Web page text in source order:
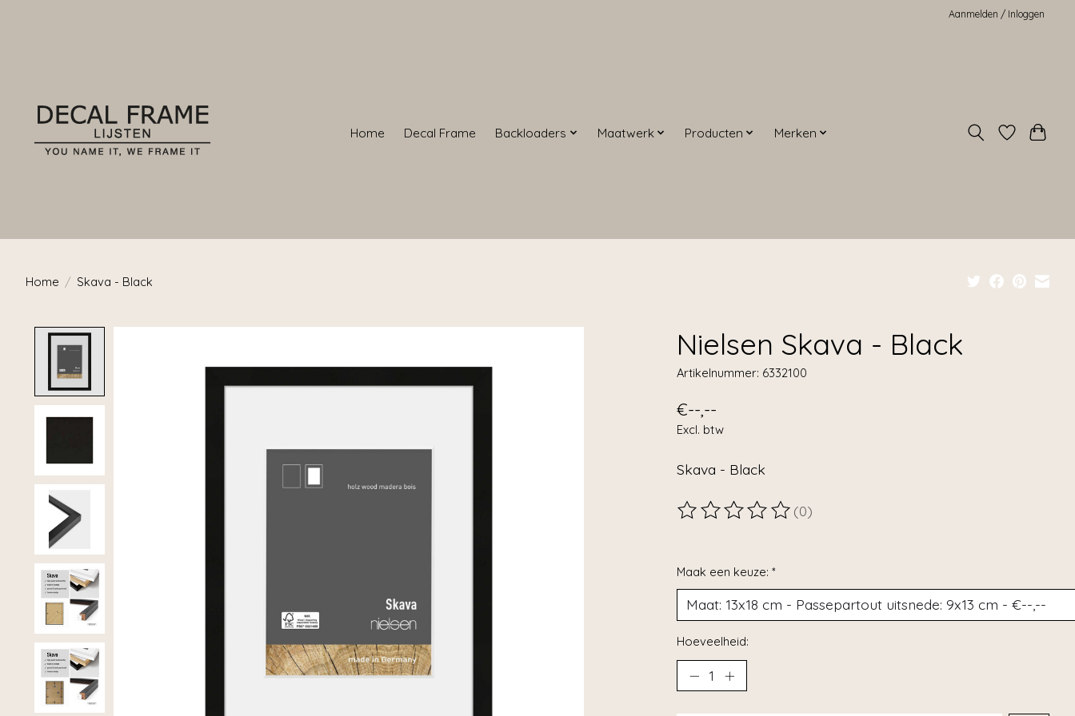
Aanmelden / Inloggen
Home Decal Frame Backloaders Maatwerk Producten Merken
Home / Skava - Black
Nielsen Skava - Black
Artikelnummer: 6332100
€--,--
Excl. btw
Skava - Black
De beoordeling van dit product is
(0)
Maak een keuze: *
Hoeveelheid: